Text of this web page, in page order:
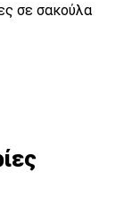
σε σακούλα